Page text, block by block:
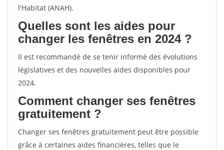
l'Habitat (ANAH).
Quelles sont les aides pour
changer les fenêtres en 2024 ?
Il est recommandé de se tenir informé des évolutions
législatives et des nouvelles aides disponibles pour
2024.
Comment changer ses fenêtres
gratuitement ?
Changer ses fenêtres gratuitement peut être possible
grâce à certaines aides financières, telles que le